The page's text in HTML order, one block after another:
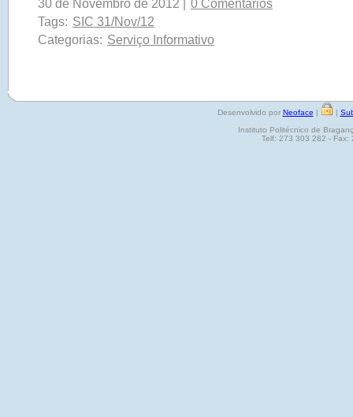
30 de Novembro de 2012 |
0 Comentários
Tags: SIC 31/Nov/12
Categorias: Serviço Informativo
Desenvolvido por Neoface | |
Instituto Politécnico de
Telf: 273 303 282 - Fax: